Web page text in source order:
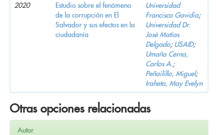
2020
Estudio sobre el fenómeno
de la corrupción en El
Salvador y sus efectos en la
ciudadanía
Universidad
Francisco Gavidia;
Universidad Dr.
José Matías
Delgado; USAID;
Umaña Cerna,
Carlos A.;
Peñailillo, Miguel;
Iraheta, May Evelyn
Otras opciones relacionadas
Autor